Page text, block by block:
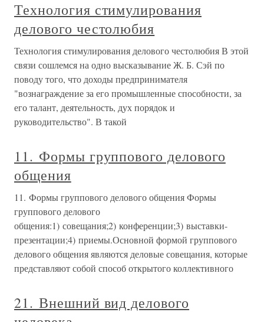
Технология стимулирования
делового честолюбия
Технология стимулирования делового честолюбия В этой
связи сошлемся на одно высказывание Ж. Б. Сэй по
поводу того, что доходы предпринимателя
"вознаграждение за его промышленные способности, за
его талант, деятельность, дух порядок и
руководительство". В такой
11. Формы группового делового
общения
11. Формы группового делового общения Формы
группового делового
общения:1) совещания;2) конференции;3) выставки-
презентации;4) приемы.Основной формой группового
делового общения являются деловые совещания, которые
представляют собой способ открытого коллективного
21. Внешний вид делового